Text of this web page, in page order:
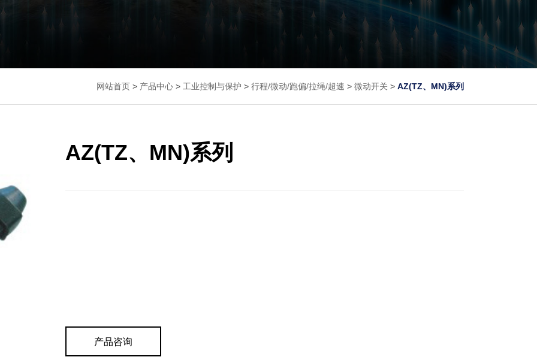
网站首页 > 产品中心 > 工业控制与保护 > 行程/微动/跑偏/拉绳/超速 > 微动开关 > AZ(TZ、MN)系列
AZ(TZ、MN)系列
产品咨询